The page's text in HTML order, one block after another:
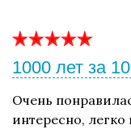
1000 лет за
Очень
интересно,